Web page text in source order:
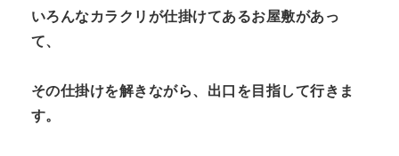
いろんなカラクリが仕掛けてあるお屋敷があっ
て、
その仕掛けを解きながら、出口を目指して行きま
す。